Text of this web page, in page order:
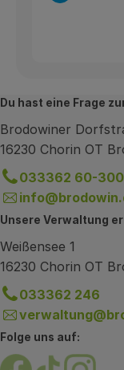
Du hast eine Frage
Brodowiner
16230 Chorin OT
033362 60-300
Unsere Verwaltung
Weißensee 1
16230 Chorin OT
033362 246
Folge uns auf:
Externer Link
Externer